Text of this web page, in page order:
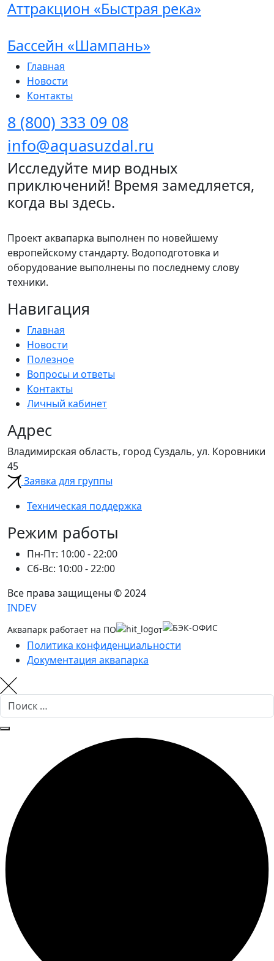
Аттракцион «Быстрая река»
Бассейн «Шампань»
Главная
Новости
Контакты
8 (800) 333 09 08
info@aquasuzdal.ru
Исследуйте мир водных
приключений! Время замедляется,
когда вы здесь.
Проект аквапарка выполнен по новейшему
европейскому стандарту. Водоподготовка и
оборудование выполнены по последнему слову
техники.
Навигация
Главная
Новости
Полезное
Вопросы и ответы
Контакты
Личный кабинет
Адрес
Владимирская область, город Суздаль, ул. Коровники
45
Заявка для группы
Техническая поддержка
Режим работы
Пн-Пт: 10:00 - 22:00
Сб-Вс: 10:00 - 22:00
Все права защищены © 2024
INDEV
Аквапарк работает на ПО от
Политика конфиденциальности
Документация аквапарка